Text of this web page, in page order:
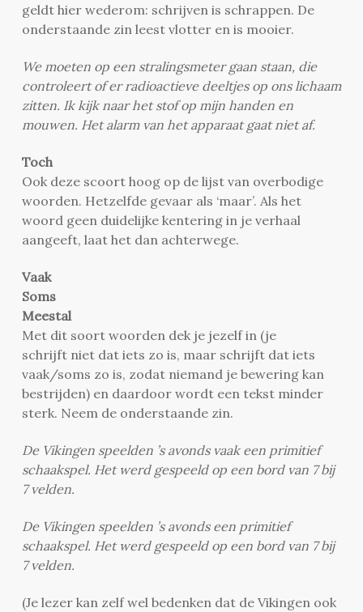
geldt hier wederom: schrijven is schrappen. De
onderstaande zin leest vlotter en is mooier.
We moeten op een stralingsmeter gaan staan, die
controleert of er radioactieve deeltjes op ons lichaam
zitten. Ik kijk naar het stof op mijn handen en
mouwen. Het alarm van het apparaat gaat niet af.
Toch
Ook deze scoort hoog op de lijst van overbodige
woorden. Hetzelfde gevaar als ‘maar’. Als het
woord geen duidelijke kentering in je verhaal
aangeeft, laat het dan achterwege.
Vaak
Soms
Meestal
Met dit soort woorden dek je jezelf in (je
schrijft niet dat iets zo is, maar schrijft dat iets
vaak/soms zo is, zodat niemand je bewering kan
bestrijden) en daardoor wordt een tekst minder
sterk. Neem de onderstaande zin.
De Vikingen speelden ’s avonds vaak een primitief
schaakspel. Het werd gespeeld op een bord van 7 bij
7 velden.
De Vikingen speelden ’s avonds een primitief
schaakspel. Het werd gespeeld op een bord van 7 bij
7 velden.
(Je lezer kan zelf wel bedenken dat de Vikingen ook